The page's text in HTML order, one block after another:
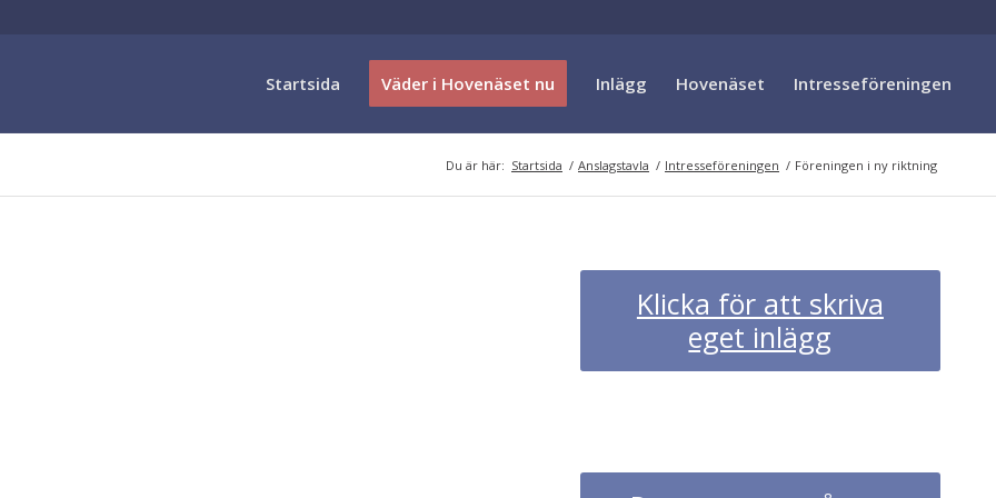
Startsida Väder i Hovenäset nu Inlägg Hovenäset Intresseföreningen
Du är här: Startsida / Anslagstavla / Intresseföreningen / Föreningen i ny riktning
Klicka för att skriva
eget inlägg